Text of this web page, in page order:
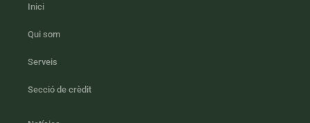
Inici
Qui som
Serveis
Secció de crèdit